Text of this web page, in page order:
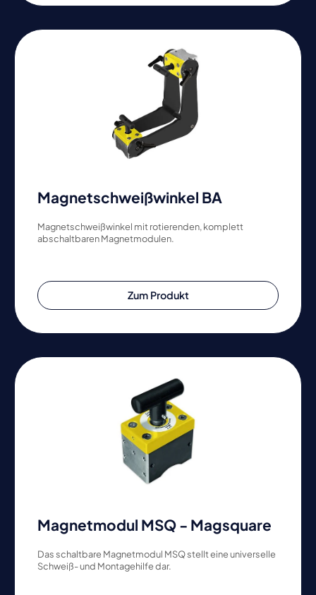
Magnetschweißwinkel BA
Magnetschweißwinkel mit rotierenden, komplett
abschaltbaren Magnetmodulen.
Zum Produkt
Magnetmodul MSQ - Magsquare
Das schaltbare Magnetmodul MSQ stellt eine universelle
Schweiß- und Montagehilfe dar.